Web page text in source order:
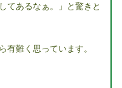
てあるなぁ。」と驚きと
有難く思っています。